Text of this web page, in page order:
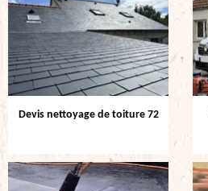
Devis nettoyage de toiture 72